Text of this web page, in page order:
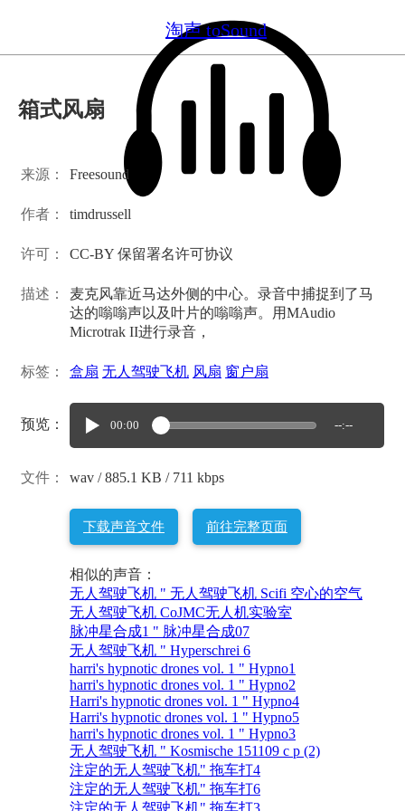
淘声 toSound
箱式风扇
来源： Freesound
作者： timdrussell
许可： CC-BY 保留署名许可协议
描述：
麦克风靠近马达外侧的中心。录音中捕捉到了马
达的嗡嗡声以及叶片的嗡嗡声。用MAudio
Microtrak II进行录音，
标签： 盒扇 无人驾驶飞机 风扇 窗户扇
预览： 00:00 --:--
文件： wav / 885.1 KB / 711 kbps
下载声音文件 前往完整页面
相似的声音：
无人驾驶飞机 " 无人驾驶飞机 Scifi 空心的空气
无人驾驶飞机 CoJMC无人机实验室
脉冲星合成1 " 脉冲星合成07
无人驾驶飞机 " Hyperschrei 6
harri's hypnotic drones vol. 1 " Hypno1
harri's hypnotic drones vol. 1 " Hypno2
Harri's hypnotic drones vol. 1 " Hypno4
Harri's hypnotic drones vol. 1 " Hypno5
harri's hypnotic drones vol. 1 " Hypno3
无人驾驶飞机 " Kosmische 151109 c p (2)
注定的无人驾驶飞机" 拖车打4
注定的无人驾驶飞机" 拖车打6
注定的无人驾驶飞机" 拖车打3